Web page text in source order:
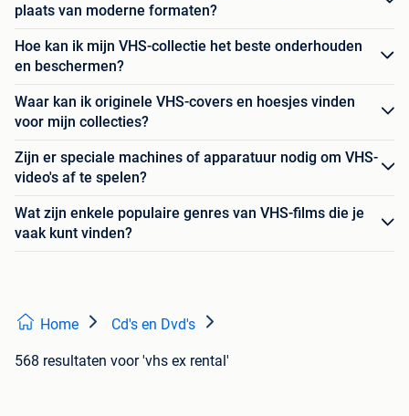
plaats van moderne formaten?
Hoe kan ik mijn VHS-collectie het beste onderhouden
en beschermen?
Waar kan ik originele VHS-covers en hoesjes vinden
voor mijn collecties?
Zijn er speciale machines of apparatuur nodig om VHS-
video's af te spelen?
Wat zijn enkele populaire genres van VHS-films die je
vaak kunt vinden?
Home Cd's en Dvd's
568 resultaten voor 'vhs ex rental'